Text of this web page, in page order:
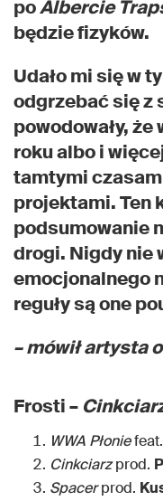
poAlbercie
będzie fizyków.
Udało mi się w
odgrzebać się z
powodowały, że
roku albo i
tamtymi
projektami. Ten
podsumowanie
drogi. Nigdy nie
emocjonalnego
reguły są one
– mówił artysta
Frosti –
WWA Płoniefeat.
Cinkciarzprod.
Spacerprod.